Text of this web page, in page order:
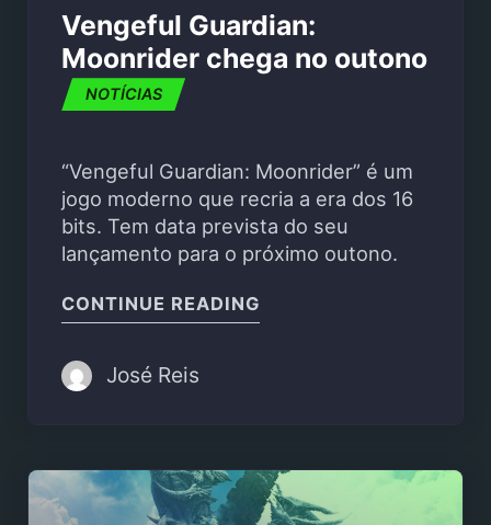
Vengeful Guardian:
Moonrider chega no outono
NOTÍCIAS
“Vengeful Guardian: Moonrider” é um
jogo moderno que recria a era dos 16
bits. Tem data prevista do seu
lançamento para o próximo outono.
CONTINUE READING
José Reis